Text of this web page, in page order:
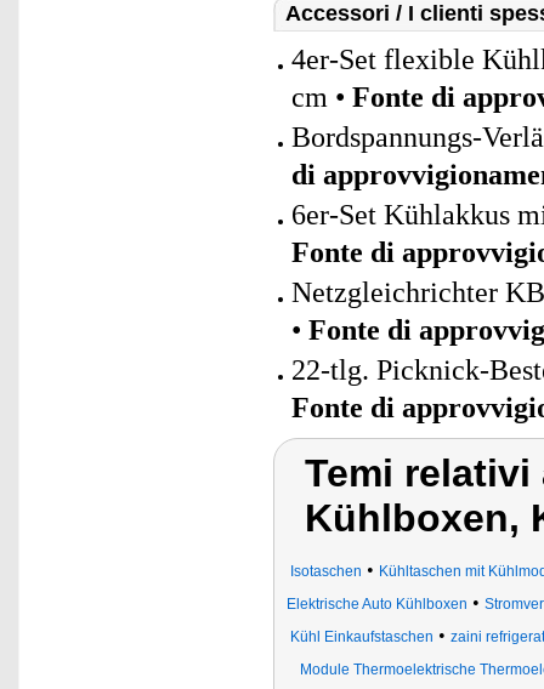
Accessori / I clienti
4er-Set flexible
cm • Fonte di
Bordspannungs-
di
6er-Set Kühlakkus
Fonte di
Netzgleichrichter
• Fonte di
22-tlg. Picknick-
Fonte di
Temi relativi
Kühlboxen,
Isotaschen • Kühltaschen mit
Elektrische Auto Kühlboxen •
Kühl Einkaufstaschen • zaini
Module Thermoelektrische